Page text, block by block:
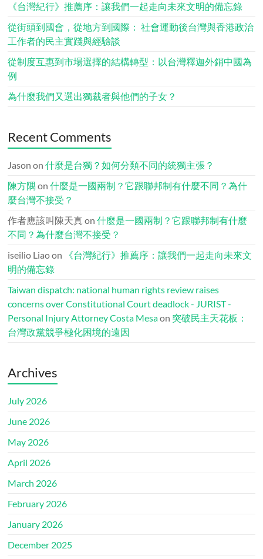
《台灣紀行》推薦序：讓我們一起走向未來文明的備忘錄
從街頭到國會，從地方到國際： 社會運動後台灣與香港政治
工作者的民主實踐與經驗談
從制度互惠到市場選擇的結構轉型：以台灣釋迦外銷中國為
例
為什麼我們又選出獨裁者與他們的子女？
Recent Comments
Jason on什麼是台獨？如何分類不同的統獨主張？
陳方隅 on什麼是一國兩制？它跟聯邦制有什麼不同？為什
麼台灣不接受？
作者應該叫陳天真on什麼是一國兩制？它跟聯邦制有什麼
不同？為什麼台灣不接受？
iseilio Liaoon
《台灣紀行》推薦序：讓我們一起走向未來文
明的備忘錄
Taiwan dispatch: national human rights review raises
concerns over Constitutional Court deadlock - JURIST -
Personal Injury Attorney Costa Mesaon 突破民主天花板：
台灣政黨競爭極化困境的遠因
Archives
July 2026
June 2026
May 2026
April 2026
March 2026
February 2026
January 2026
December 2025